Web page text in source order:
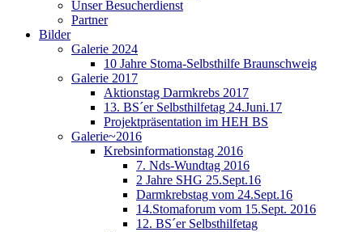
Unser Besucherdienst
Partner
Bilder
Galerie 2024
10 Jahre Stoma-Selbsthilfe Braunschweig
Galerie 2017
Aktionstag Darmkrebs 2017
13. BS´er Selbsthilfetag 24.Juni.17
Projektpräsentation im HEH BS
Galerie~2016
Krebsinformationstag 2016
7. Nds-Wundtag 2016
2 Jahre SHG 25.Sept.16
Darmkrebstag vom 24.Sept.16
14.Stomaforum vom 15.Sept. 2016
12. BS´er Selbsthilfetag